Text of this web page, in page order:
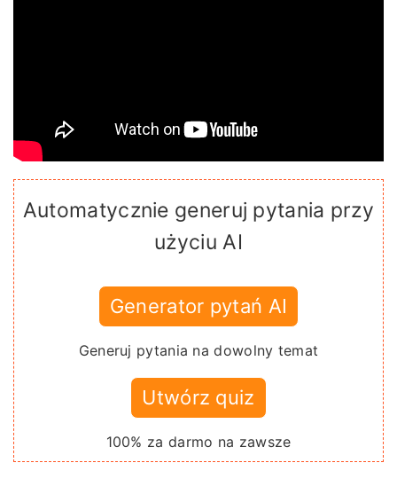
Automatycznie generuj pytania przy
użyciu AI
Generator pytań AI
Generuj pytania na dowolny temat
Utwórz quiz
100% za darmo na zawsze